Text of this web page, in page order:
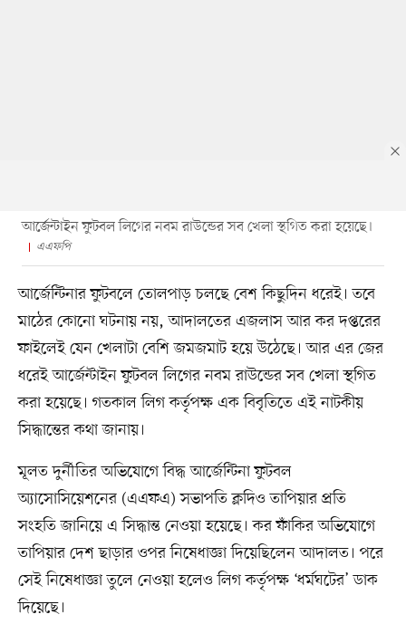
আর্জেন্টাইন ফুটবল লিগের নবম রাউন্ডের সব খেলা স্থগিত করা হয়েছে।
এএফপি
আর্জেন্টিনার ফুটবলে তোলপাড় চলছে বেশ কিছুদিন ধরেই। তবে
মাঠের কোনো ঘটনায় নয়, আদালতের এজলাস আর কর দপ্তরের
ফাইলেই যেন খেলাটা বেশি জমজমাট হয়ে উঠেছে। আর এর জের
ধরেই আর্জেন্টাইন ফুটবল লিগের নবম রাউন্ডের সব খেলা স্থগিত
করা হয়েছে। গতকাল লিগ কর্তৃপক্ষ এক বিবৃতিতে এই নাটকীয়
সিদ্ধান্তের কথা জানায়।
মূলত দুর্নীতির অভিযোগে বিদ্ধ আর্জেন্টিনা ফুটবল
অ্যাসোসিয়েশনের (এএফএ) সভাপতি ক্লদিও তাপিয়ার প্রতি
সংহতি জানিয়ে এ সিদ্ধান্ত নেওয়া হয়েছে। কর ফাঁকির অভিযোগে
তাপিয়ার দেশ ছাড়ার ওপর নিষেধাজ্ঞা দিয়েছিলেন আদালত। পরে
সেই নিষেধাজ্ঞা তুলে নেওয়া হলেও লিগ কর্তৃপক্ষ ‘ধর্মঘটের’ ডাক
দিয়েছে।